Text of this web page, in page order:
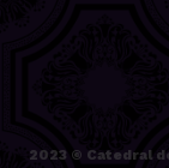
2023 © Catedral